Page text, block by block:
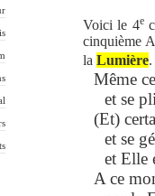
Voici le 4e
cinquième
la Lumière.
Même
et se
(Et)
et se
et Elle
A ce